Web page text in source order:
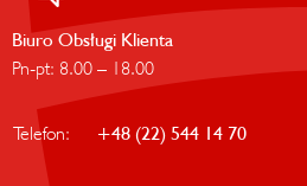
Biuro Obsługi Klienta
Pn-pt: 8.00 – 18.00
Telefon: +48 (22) 544 14 70